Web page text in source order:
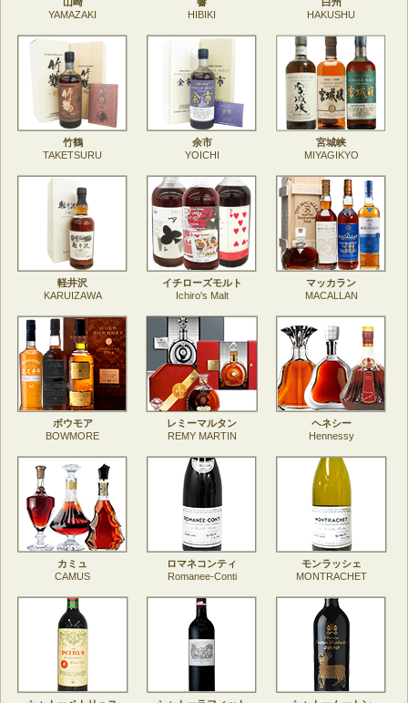
YAMAZAKI
HIBIKI
HAKUSHU
竹鶴
TAKETSURU
余市
YOICHI
宮城峡
MIYAGIKYO
軽井沢
KARUIZAWA
イチローズモルト
Ichiro's Malt
マッカラン
MACALLAN
ボウモア
BOWMORE
レミーマルタン
REMY MARTIN
ヘネシー
Hennessy
カミュ
CAMUS
ロマネコンティ
Romanee-Conti
モンラッシェ
MONTRACHET